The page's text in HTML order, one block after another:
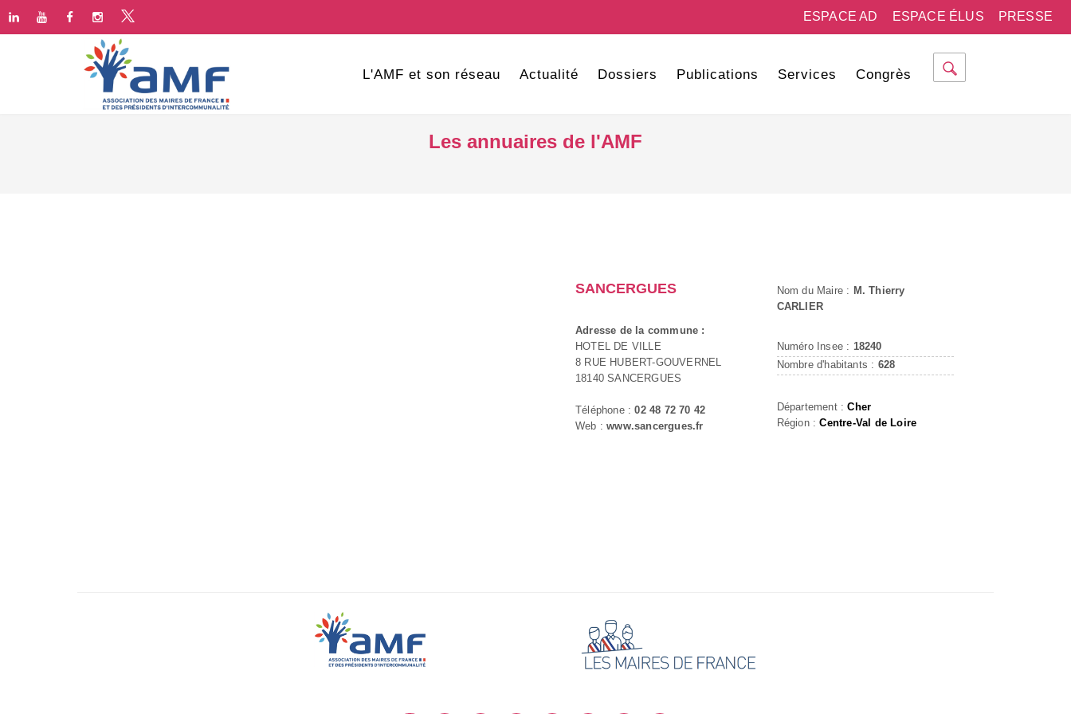
PRESSE
ESPACE ÉLUS
ESPACE AD
L'AMF et son réseau Actualité Dossiers Publications Services Congrès
Les annuaires de l'AMF
SANCERGUES
Adresse de la commune :
HOTEL DE VILLE
8 RUE HUBERT-GOUVERNEL
18140 SANCERGUES
Téléphone :02 48 72 70 42
Web :www.sancergues.fr
Nom du Maire : M. Thierry
CARLIER
Numéro Insee : 18240
Nombre d'habitants : 628
Département :Cher
Région :Centre-Val de Loire